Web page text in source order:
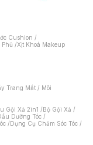
Cushion /
Phủ /Xịt Khoá Makeup
Trang Mắt / Môi
Gội Xả 2in1 /Bộ Gội Xả /
Dưỡng Tóc /
/Dụng Cụ Chăm Sóc Tóc /